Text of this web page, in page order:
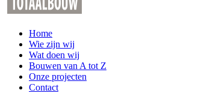
Home
Wie zijn wij
Wat doen wij
Bouwen van A tot Z
Onze projecten
Contact